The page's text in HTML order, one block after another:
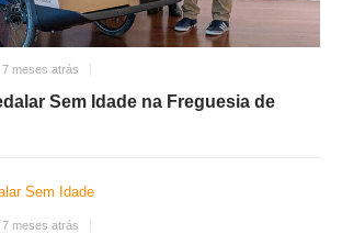
meses atrás
Sem Idade na Freguesia de
meses atrás